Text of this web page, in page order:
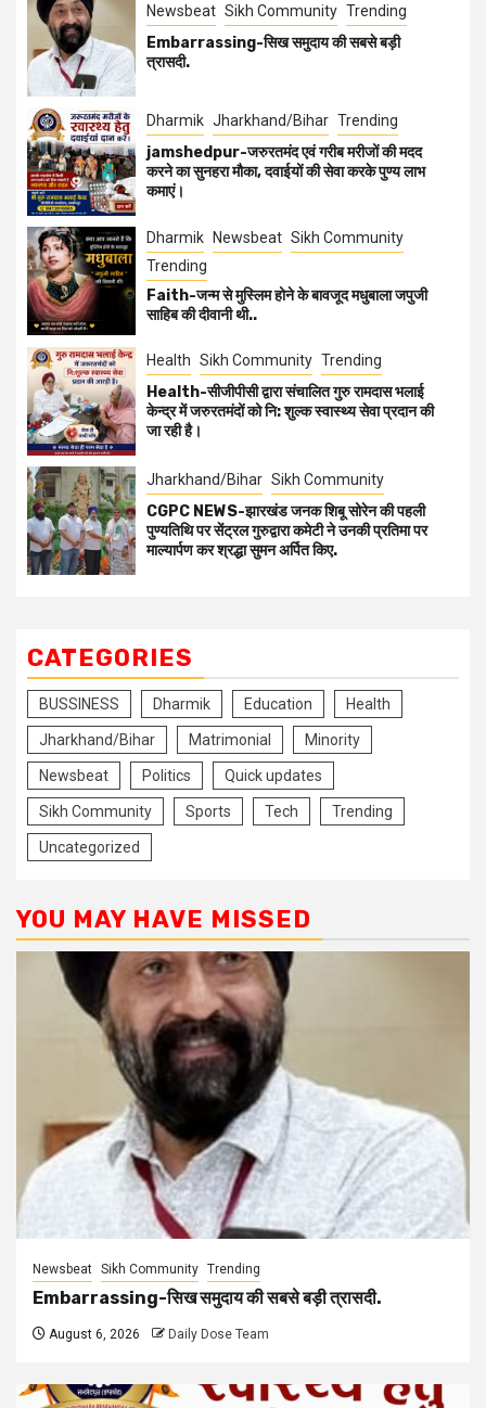
Newsbeat Sikh Community Trending
Embarrassing-सिख समुदाय की सबसे बड़ी
त्रासदी.
Dharmik Jharkhand/Bihar Trending
jamshedpur-जरुरतमंद एवं गरीब मरीजों की मदद
करने का सुनहरा मौका, दवाईयों की सेवा करके पुण्य लाभ
कमाएं।
Dharmik Newsbeat Sikh Community
Trending
Faith-जन्म से मुस्लिम होने के बावजूद मधुबाला जपुजी
साहिब की दीवानी थी..
Health Sikh Community Trending
Health-सीजीपीसी द्वारा संचालित गुरु रामदास भलाई
केन्द्र में जरुरतमंदों को नि: शुल्क स्वास्थ्य सेवा प्रदान की
जा रही है।
Jharkhand/Bihar Sikh Community
CGPC NEWS-झारखंड जनक शिबू सोरेन की पहली
पुण्यतिथि पर सेंट्रल गुरुद्वारा कमेटी ने उनकी प्रतिमा पर
माल्यार्पण कर श्रद्धा सुमन अर्पित किए.
CATEGORIES
BUSSINESS Dharmik Education Health
Jharkhand/Bihar Matrimonial Minority
Newsbeat Politics Quick updates
Sikh Community Sports Tech Trending
Uncategorized
YOU MAY HAVE MISSED
Newsbeat Sikh Community Trending
Embarrassing-सिख समुदाय की सबसे बड़ी त्रासदी.
August 6, 2026 Daily Dose Team